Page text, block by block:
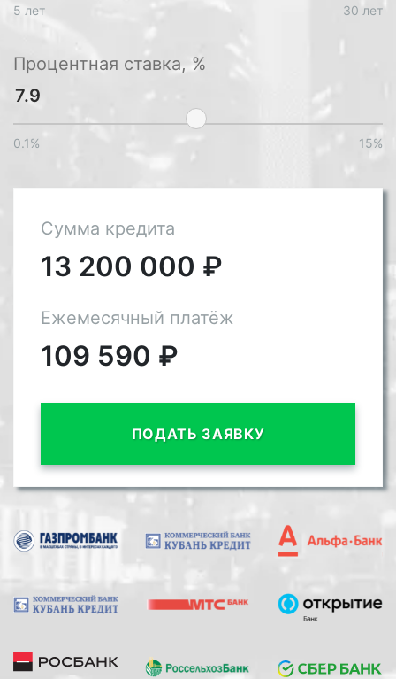
5 лет 30 лет
Процентная ставка, %
0.1% 15%
Сумма кредита
13 200 000 ₽
Ежемесячный платёж
109 590 ₽
ПОДАТЬ ЗАЯВКУ